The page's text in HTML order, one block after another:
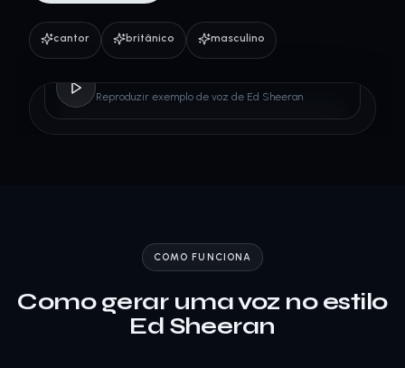
cantor britânico masculino
Reproduzir exemplo de voz de Ed Sheeran
COMO FUNCIONA
Como gerar uma voz no estilo
Ed Sheeran